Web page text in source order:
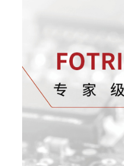
红外分辨率
超像素(SR)
探测器类型
(NETD)